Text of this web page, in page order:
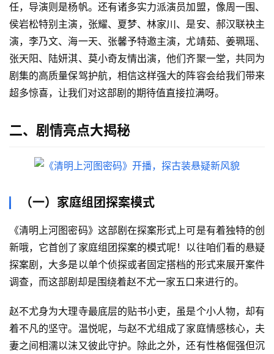
任，导演则是杨帆。还有诸多实力派演员加盟，像周一围、
侯岩松特别主演，张耀、夏梦、林家川、是安、郝汉联袂主
演，李乃文、海一天、张馨予特邀主演，尤靖茹、姜珮瑶、
张天阳、陆妍淇、莫小奇友情出演，他们齐聚一堂，共同为
剧集的高质量保驾护航，相信这样强大的阵容会给我们带来
超多惊喜，让我们对这部剧的期待值直接拉满呀。
二、剧情亮点大揭秘
（一）家庭组团探案模式
《清明上河图密码》这部剧在探案形式上可是有着独特的创
新哦，它首创了家庭组团探案的模式呢！以往咱们看的悬疑
探案剧，大多是以单个侦探或者固定搭档的形式来展开案件
调查，而这部剧却是围绕着赵不尤一家五口来进行的。
赵不尤身为大理寺最底层的贴书小吏，虽是个小人物，却有
着不凡的坚守。温悦呢，与赵不尤组成了家庭情感核心，夫
妻之间相濡以沫又彼此守护。除此之外，还有性格倔强但沉